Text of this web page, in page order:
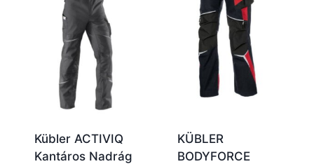
Kübler ACTIVIQ
Kantáros Nadrág
KÜBLER
BODYFORCE